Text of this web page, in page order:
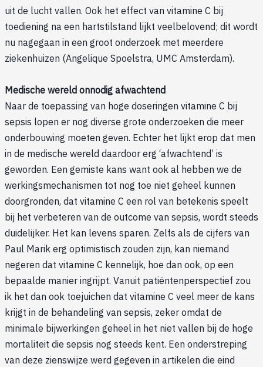
uit de lucht vallen. Ook het effect van vitamine C bij
toediening na een hartstilstand lijkt veelbelovend; dit wordt
nu nagegaan in een groot onderzoek met meerdere
ziekenhuizen (Angelique Spoelstra, UMC Amsterdam).
Medische wereld onnodig afwachtend
Naar de toepassing van hoge doseringen vitamine C bij
sepsis lopen er nog diverse grote onderzoeken die meer
onderbouwing moeten geven. Echter het lijkt erop dat men
in de medische wereld daardoor erg ‘afwachtend’ is
geworden. Een gemiste kans want ook al hebben we de
werkingsmechanismen tot nog toe niet geheel kunnen
doorgronden, dat vitamine C een rol van betekenis speelt
bij het verbeteren van de outcome van sepsis, wordt steeds
duidelijker. Het kan levens sparen. Zelfs als de cijfers van
Paul Marik erg optimistisch zouden zijn, kan niemand
negeren dat vitamine C kennelijk, hoe dan ook, op een
bepaalde manier ingrijpt. Vanuit patiëntenperspectief zou
ik het dan ook toejuichen dat vitamine C veel meer de kans
krijgt in de behandeling van sepsis, zeker omdat de
minimale bijwerkingen geheel in het niet vallen bij de hoge
mortaliteit die sepsis nog steeds kent. Een onderstreping
van deze zienswijze werd gegeven in artikelen die eind